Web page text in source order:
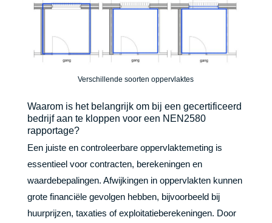
Verschillende soorten oppervlaktes
Waarom is het belangrijk om bij een gecertificeerd
bedrijf aan te kloppen voor een NEN2580
rapportage?
Een juiste en controleerbare oppervlaktemeting is
essentieel voor contracten, berekeningen en
waardebepalingen. Afwijkingen in oppervlakten kunnen
grote financiële gevolgen hebben, bijvoorbeeld bij
huurprijzen, taxaties of exploitatieberekeningen. Door